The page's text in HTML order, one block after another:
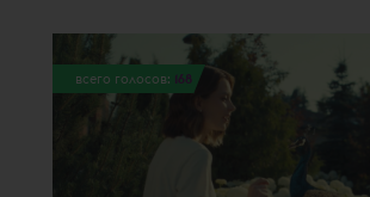
всего голосов: 168